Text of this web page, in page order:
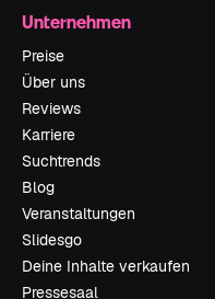
Unternehmen
Preise
Über uns
Reviews
Karriere
Suchtrends
Blog
Veranstaltungen
Slidesgo
Deine Inhalte verkaufen
Pressesaal